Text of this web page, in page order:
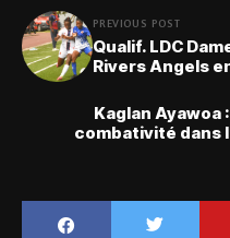
PREVIOUS POST
Qualif. LDC
Rivers Angels
Kaglan Ayawoa
combativité dans